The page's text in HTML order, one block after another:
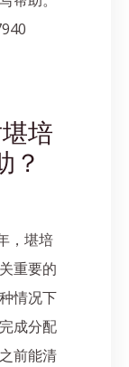
培
？
，堪培
重要的
情况下
成分配
前能清